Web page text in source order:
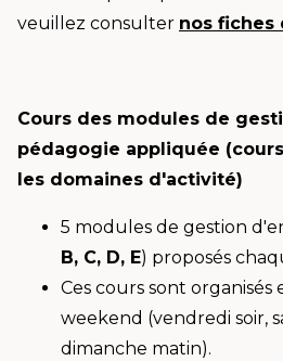
veuillez consulter nos fiches
Cours des modules de
pédagogie appliquée
les domaines d'activité)
5 modules de gestion
B, C, D, E) proposés
Ces cours sont organisés
weekend (vendredi soir,
dimanche matin).